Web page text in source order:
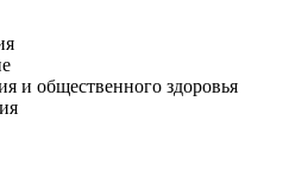
и общественного здоровья